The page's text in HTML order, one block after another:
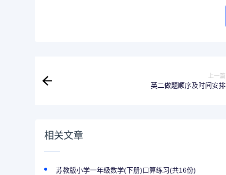
上一篇
英二做题顺序及时间安排
相关文章
苏教版小学一年级数学(下册)口算练习(共16份)